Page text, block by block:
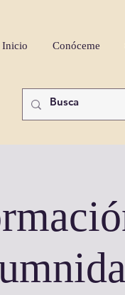
Inicio Conóceme